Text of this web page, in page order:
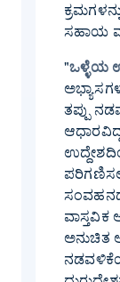
ಸಹಾಯ
"ಒಳ್ಳೆಯ
ತಪ್ಪು
ಸಂವಹನದ
ವಾಸ್ತವಿಕ
ಅನುಚಿತ